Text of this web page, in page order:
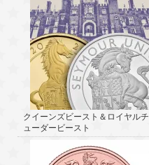
クイーンズビースト＆ロイヤルチ
ューダービースト